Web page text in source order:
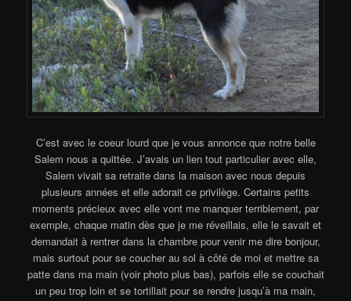
C’est avec le coeur lourd que je vous annonce que notre belle
Salem nous a quittée. J’avais un lien tout particulier avec elle,
Salem vivait sa retraite dans la maison avec nous depuis
plusieurs années et elle adorait ce privilège. Certains petits
moments précieux avec elle vont me manquer terriblement, par
exemple, chaque matin dès que je me réveillais, elle le savait et
demandait à rentrer dans la chambre pour venir me dire bonjour,
mais surtout pour se coucher au sol à côté de moi et mettre sa
patte dans ma main (voir photo plus bas), parfois elle se couchait
un peu trop loin et se tortillait pour se rendre jusqu’à ma main,